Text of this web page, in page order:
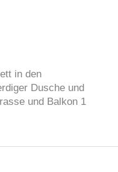
in den
Dusche und
und Balkon 1